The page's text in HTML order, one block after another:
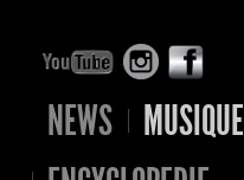
NEWS MUSIQUE